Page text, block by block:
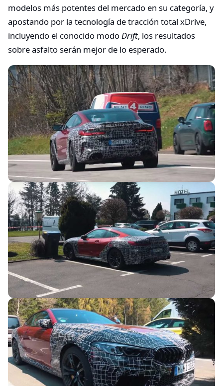
modelos más potentes del mercado en su categoría, y
apostando por la tecnología de tracción total xDrive,
incluyendo el conocido modoDrift, los resultados
sobre asfalto serán mejor de lo esperado.